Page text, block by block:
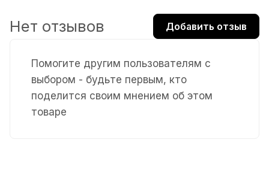
Помогите другим пользователям с
выбором - будьте первым, кто
поделится своим мнением об этом
товаре
Нет отзывов Добавить отзыв